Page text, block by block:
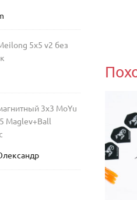
5x5 v2 без
3х3 MoYu
Maglev+Ball